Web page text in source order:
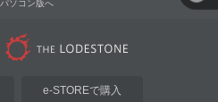
パソコン版へ
e-STOREで購入